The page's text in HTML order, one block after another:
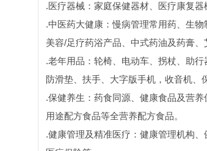
.医疗器械：家庭保健器材、医疗康复
.中医药大健康：慢病管理常用药、生
美容/足疗药浴产品、中式药油及药膏、
.老年用品：轮椅、电动车、拐杖、助
防滑垫、扶手、大字版手机，收音机、
.保健养生：药食同源、健康食品及营
用途配方食品等全营养配方食品。
.健康管理及精准医疗：健康管理机构